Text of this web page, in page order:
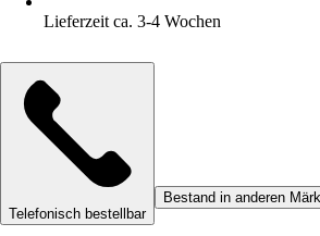
Lieferzeit ca. 3-4 Wochen
Telefonisch bestellbar
Bestand in anderen